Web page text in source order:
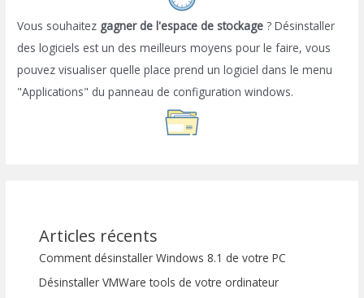
Vous souhaitez gagner de l'espace de stockage ? Désinstaller
des logiciels est un des meilleurs moyens pour le faire, vous
pouvez visualiser quelle place prend un logiciel dans le menu
"Applications" du panneau de configuration windows.
Articles récents
Comment désinstaller Windows 8.1 de votre PC
Désinstaller VMWare tools de votre ordinateur